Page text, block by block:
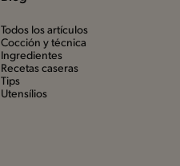
Todos los artículos
Cocción y técnica
Ingredientes
Recetas caseras
Tips
Utensílios